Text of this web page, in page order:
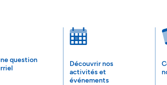
question
Découvrir nos
activités et
événements